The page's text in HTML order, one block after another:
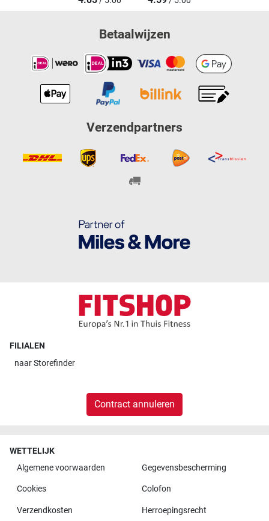
Betaalwijzen
Verzendpartners
FILIALEN
naarStorefinder
Contract annuleren
WETTELIJK
Algemene voorwaarden
Gegevensbescherming
Cookies Colofon
Verzendkosten Herroepingsrecht